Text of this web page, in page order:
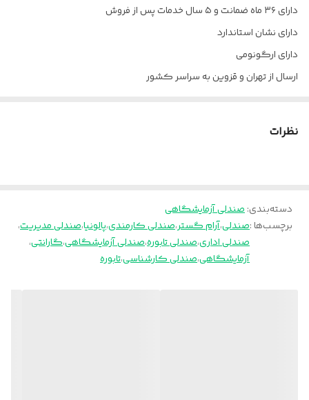
پشتی دارد
مکانیزم
رکاب دارد
چرخ دارد
جنس روکش چرم پارس
دارای ۳۶ ماه ضمانت و ۵ سال خدمات پس از فروش
دارای نشان استاندارد
دارای ارگونومی
ارسال از تهران و قزوین به سراسر کشور
نظرات
دسته‌بندی:صندلی آزمایشگاهی
برچسب‌ها :صندلی،آرام گستر،صندلی کارمندی،پالونیا،صندلی مدیریت،
صندلی اداری،صندلی تابوره،صندلی آزمایشگاهی،گارانتی،
آزمایشگاهی،صندلی کارشناسی،تابوره